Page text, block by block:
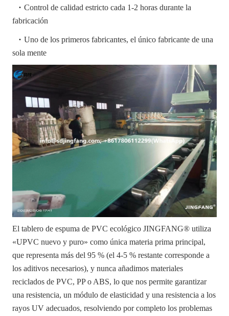
·Control de calidad estricto cada 1-2 horas durante la
fabricación
·Uno de los primeros fabricantes, el único fabricante de una
sola mente
El tablero de espuma de PVC ecológico JINGFANG® utiliza
«UPVC nuevo y puro» como única materia prima principal,
que representa más del 95 % (el 4-5 % restante corresponde a
los aditivos necesarios), y nunca añadimos materiales
reciclados de PVC, PP o ABS, lo que nos permite garantizar
una resistencia, un módulo de elasticidad y una resistencia a los
rayos UV adecuados, resolviendo por completo los problemas